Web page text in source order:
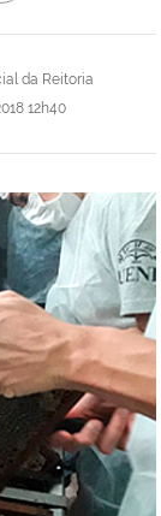
da Reitoria
12h40